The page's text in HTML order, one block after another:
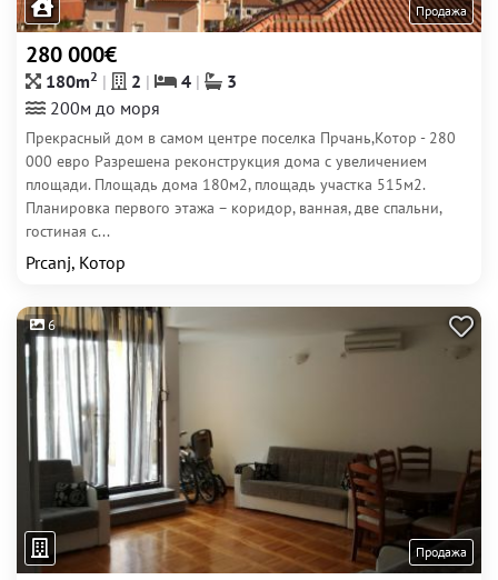
Продажа
280 000€
180m2 2 4
3
200м до моря
Прекрасный дом в самом центре поселка Прчань,Котор - 280
000 евро Разрешена реконструкция дома с увеличением
площади. Площадь дома 180м2, площадь участка 515м2.
Планировка первого этажа – коридор, ванная, две спальни,
гостиная с...
Prcanj, Котор
6
Продажа